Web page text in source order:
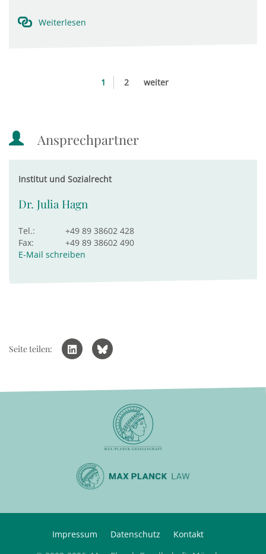
Weiterlesen
1 2 weiter
Ansprechpartner
Institut und Sozialrecht
Dr. Julia Hagn
Tel.:
+49 89 38602 428
Fax:
+49 89 38602 490
E-Mail schreiben
Seite teilen:
Impressum Datenschutz
Kontakt